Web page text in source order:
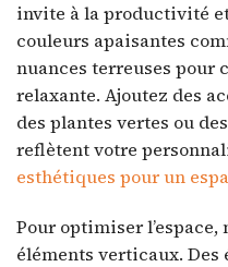
invite à la productivité
couleurs apaisantes
nuances terreuses pour
relaxante. Ajoutez des
des plantes vertes ou
reflètent votre
esthétiques pour un
Pour optimiser l’espace,
éléments verticaux. Des